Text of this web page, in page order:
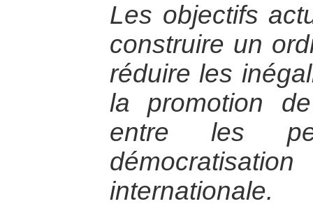
Les objectifs
construire un
réduire les
la promotion
entre les
internationale.